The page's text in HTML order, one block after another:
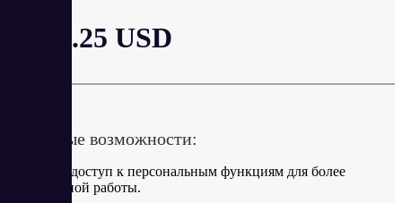
от 12.25 USD
Ключевые возможности:
Получите доступ к персональным функциям для более
эффективной работы.